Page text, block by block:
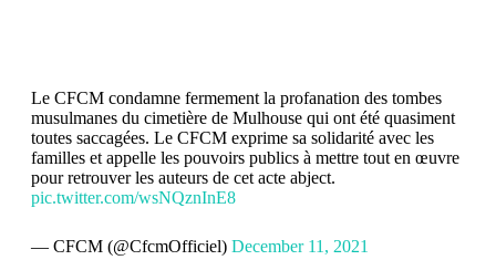
Le CFCM condamne fermement la profanation des tombes
musulmanes du cimetière de Mulhouse qui ont été quasiment
toutes saccagées. Le CFCM exprime sa solidarité avec les
familles et appelle les pouvoirs publics à mettre tout en œuvre
pour retrouver les auteurs de cet acte abject.
pic.twitter.com/wsNQznInE8
— CFCM (@CfcmOfficiel) December 11, 2021